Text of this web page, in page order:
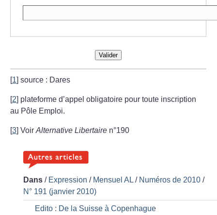
Valider
[1]source : Dares
[2] plateforme d’appel obligatoire pour toute inscription
au Pôle Emploi.
[3]VoirAlternative Libertaire n°190
Dans / Expression / Mensuel AL / Numéros de 2010 /
N° 191 (janvier 2010)
Edito : De la Suisse à Copenhague